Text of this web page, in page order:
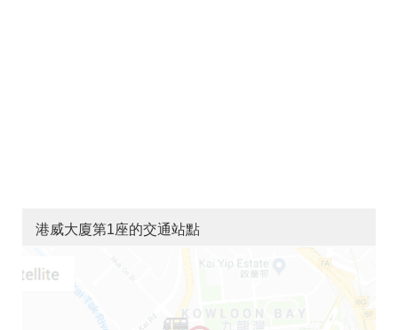
港威大廈第1座的交通站點